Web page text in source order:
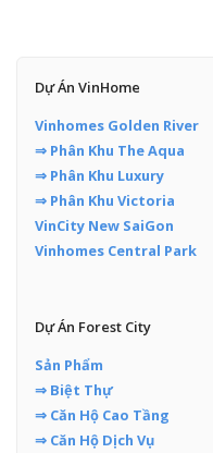
Dự Án VinHome
Vinhomes Golden River
⇒ Phân Khu The Aqua
⇒ Phân Khu Luxury
⇒ Phân Khu Victoria
VinCity New SaiGon
Vinhomes Central Park
Dự Án Forest City
Sản Phẩm
⇒ Biệt Thự
⇒ Căn Hộ Cao Tầng
⇒ Căn Hộ Dịch Vụ